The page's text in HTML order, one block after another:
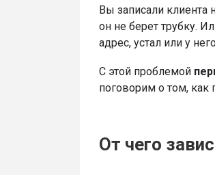
Вы записали клиента
он не берет трубку.
адрес, устал или у
С этой проблемой
поговорим о том, как
От чего